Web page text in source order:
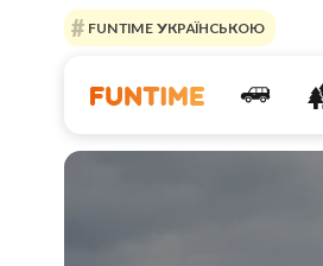
FUNTIME УКРАЇНСЬКОЮ